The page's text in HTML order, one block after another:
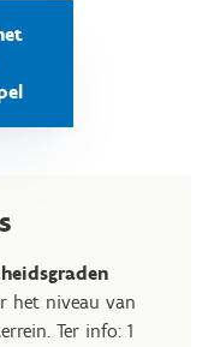
het niveau van
Ter info: 1